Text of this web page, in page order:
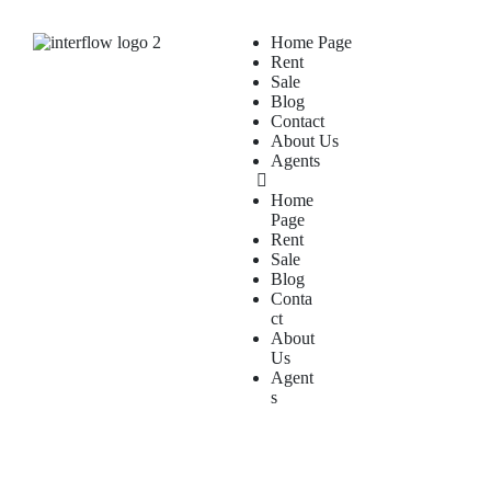
Home Page
Rent
Sale
Blog
Contact
About Us
Agents
Home
Page
Rent
Sale
Blog
Conta
ct
About
Us
Agent
s